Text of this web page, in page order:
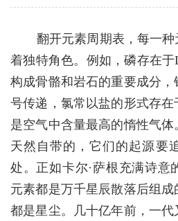
翻开元素周期表，每一种
着独特角色。例如，磷存在于
构成骨骼和岩石的重要成分
号传递，氯常以盐的形式存在
是空气中含量最高的惰性气
天然自带的，它们的起源要
处。 正如卡尔·萨根充满诗意
元素都是万千星辰散落后组
都是星尘。
几十亿年前，一